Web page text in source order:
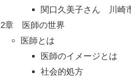
関口久美子さん 川
2章 医師の世界
医師とは
医師のイメージとは
社会的処方